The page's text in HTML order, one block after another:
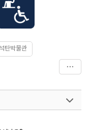
탄박물관